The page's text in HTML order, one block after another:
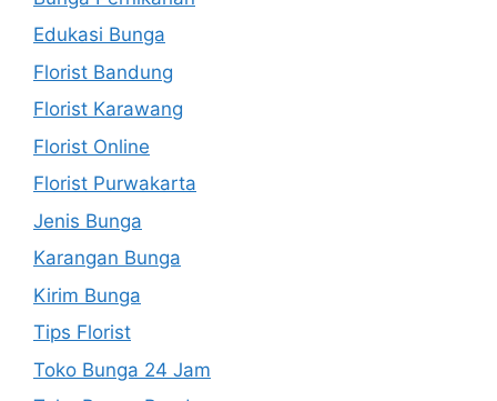
Edukasi Bunga
Florist Bandung
Florist Karawang
Florist Online
Florist Purwakarta
Jenis Bunga
Karangan Bunga
Kirim Bunga
Tips Florist
Toko Bunga 24 Jam